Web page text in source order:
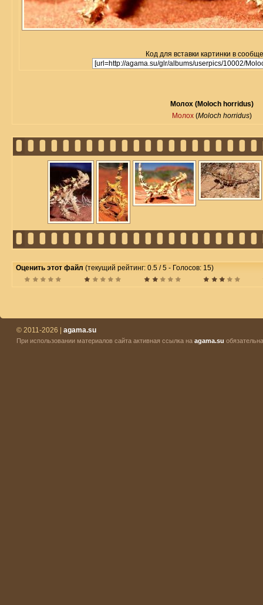
Код для вставки картинки в
Молох (Moloch horridus)
Молох (Moloch horridus)
Оценить этот файл (текущий рейтинг: 0.5 / 5 - Голосов: 15)
© 2011-2026 | agama.su
При использовании материалов сайта активная ссылка на agama.su